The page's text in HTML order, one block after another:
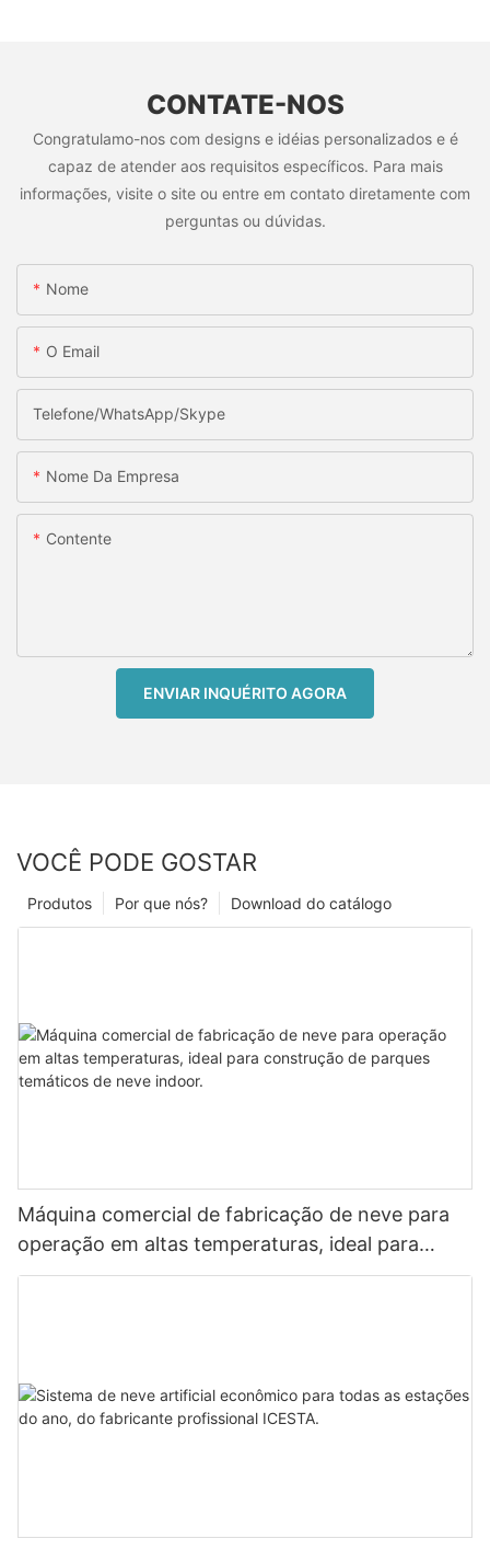
CONTATE-NOS
Congratulamo-nos com designs e idéias personalizados e é
capaz de atender aos requisitos específicos. Para mais
informações, visite o site ou entre em contato diretamente com
perguntas ou dúvidas.
Nome
O Email
Telefone/WhatsApp/Skype
Nome Da Empresa
Contente
ENVIAR INQUÉRITO AGORA
VOCÊ PODE GOSTAR
Download do catálogo
Por que nós?
Produtos
Máquina comercial de fabricação de neve para
operação em altas temperaturas, ideal para
construção de parques temáticos de neve